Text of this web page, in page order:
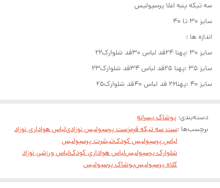
سه تیکه پنبه اعلا پرسپولیس
سایز ۳۰ تا ۴۰
اندازه ها :
سایز ۳۰ :پهنا ۲۴قد لباس ۳۰قد شلوارک۲۲
سایز ۳۵ :پهنا ۲۵قد لباس ۳۴قد شلوارک۲۳
سایز ۴۰ :پهنا۲۶ قد لباس ۴۰قد شلوارک۲۵
دسته‌بندی: پوشاک پسرانه
برچسب‌ها :ست سه تیکه قرمزست پرسپولیس نوزادیلباس هواداری نوزاد
لباس پرسپولیس کودکتیشرت پرسپولیس
شلوارک پرسپولیسلباس هواداری کودکلباس ورزشی نوزاد
کلاه پرسپولیسپوشاک پرسپولیس